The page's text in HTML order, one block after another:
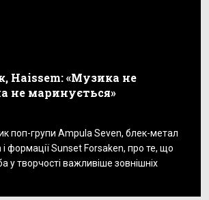
Haissem: «Музика не
не маринується»
поп-групи Ampula Seven, блек-метал
формації Sunset Forsaken, про те, що
у творчості важливіше зовнішніх